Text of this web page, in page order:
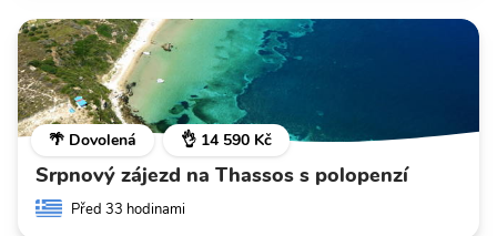
🌴 Dovolená 👌 14 590 Kč
Srpnový zájezd na Thassos s polopenzí
Před 33 hodinami